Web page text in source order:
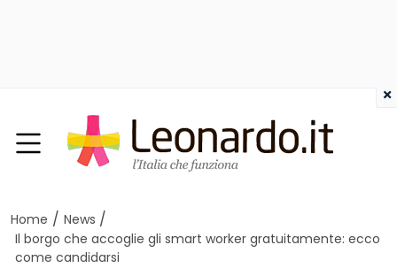
Home / News /
Il borgo che accoglie gli smart worker gratuitamente: ecco
come candidarsi
×